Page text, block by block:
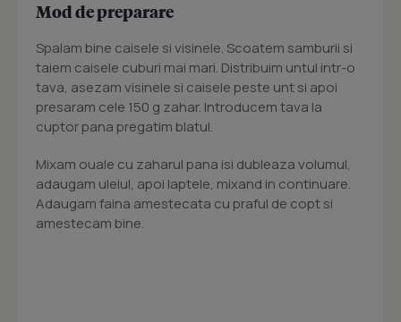
Mod de preparare
Spalam bine caisele si visinele. Scoatem samburii si
taiem caisele cuburi mai mari. Distribuim untul intr-o
tava, asezam visinele si caisele peste unt si apoi
presaram cele 150 g zahar. Introducem tava la
cuptor pana pregatim blatul.
Mixam ouale cu zaharul pana isi dubleaza volumul,
adaugam uleiul, apoi laptele, mixand in continuare.
Adaugam faina amestecata cu praful de copt si
amestecam bine.